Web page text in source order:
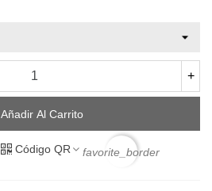
+
Añadir Al Carrito
Código QR favorite_border